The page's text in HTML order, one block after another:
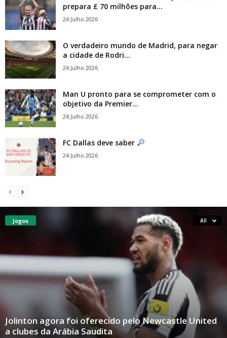
prepara £ 70 milhões para...
24 Julho 2026
O verdadeiro mundo de Madrid, para negar
a cidade de Rodri...
24 Julho 2026
Man U pronto para se comprometer com o
objetivo da Premier...
24 Julho 2026
FC Dallas deve saber
24 Julho 2026
Jogos All
Jolinton agora foi oferecido pelo Newcastle United
a clubes da Arábia Saudita